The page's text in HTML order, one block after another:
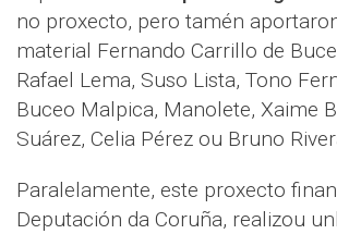
no proxecto, pero tamén
material Fernando Carrillo de
Rafael Lema, Suso Lista, Tono
Buceo Malpica, Manolete, Xaime
Suárez, Celia Pérez ou Bruno
Paralelamente, este proxecto
Deputación da Coruña, realizou